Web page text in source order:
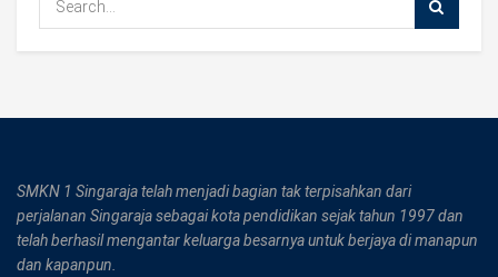
SMKN 1 Singaraja telah menjadi bagian tak terpisahkan dari
perjalanan Singaraja sebagai kota pendidikan sejak tahun 1997 dan
telah berhasil mengantar keluarga besarnya untuk berjaya di manapun
dan kapanpun.